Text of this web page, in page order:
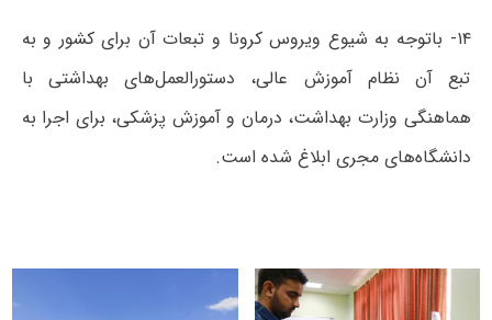
۱۴- باتوجه به شیوع ویروس کرونا و تبعات آن برای کشور و به
تبع آن نظام آموزش عالی، دستورالعمل‌های بهداشتی با
هماهنگی وزارت بهداشت، درمان و آموزش پزشکی، برای اجرا به
دانشگاه‌های مجری ابلاغ شده است.